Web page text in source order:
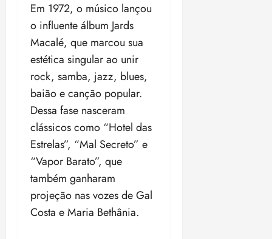
Em 1972, o músico lançou
o influente álbum Jards
Macalé, que marcou sua
estética singular ao unir
rock, samba, jazz, blues,
baião e canção popular.
Dessa fase nasceram
clássicos como “Hotel das
Estrelas”, “Mal Secreto” e
“Vapor Barato”, que
também ganharam
projeção nas vozes de Gal
Costa e Maria Bethânia.